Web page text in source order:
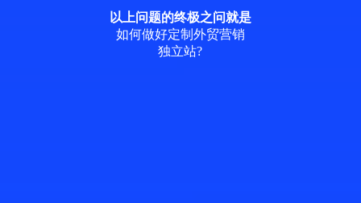
以上问题的终极之问就是
如何做好定制外贸营销
独立站?